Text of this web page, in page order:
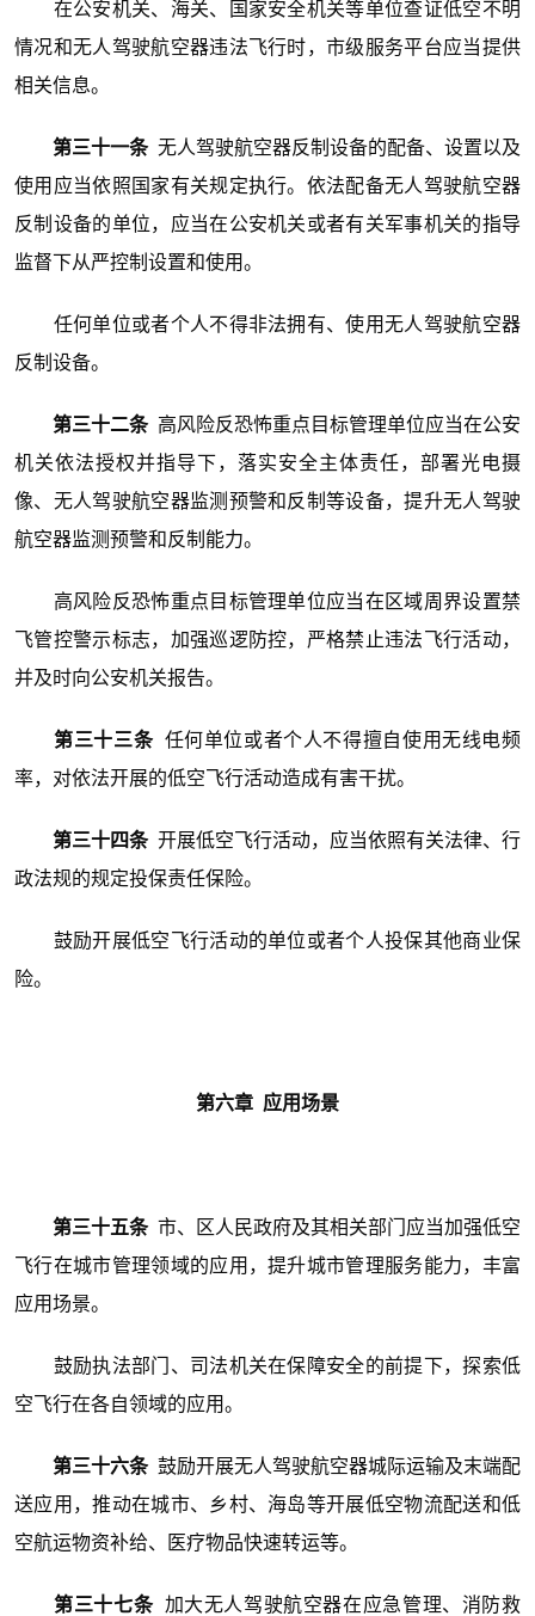
在公安机关、海关、国家安全机关等单位查证低空不明
情况和无人驾驶航空器违法飞行时，市级服务平台应当提供
相关信息。
第三十一条 无人驾驶航空器反制设备的配备、设置以及
使用应当依照国家有关规定执行。依法配备无人驾驶航空器
反制设备的单位，应当在公安机关或者有关军事机关的指导
监督下从严控制设置和使用。
任何单位或者个人不得非法拥有、使用无人驾驶航空器
反制设备。
第三十二条 高风险反恐怖重点目标管理单位应当在公安
机关依法授权并指导下，落实安全主体责任，部署光电摄
像、无人驾驶航空器监测预警和反制等设备，提升无人驾驶
航空器监测预警和反制能力。
高风险反恐怖重点目标管理单位应当在区域周界设置禁
飞管控警示标志，加强巡逻防控，严格禁止违法飞行活动，
并及时向公安机关报告。
第三十三条 任何单位或者个人不得擅自使用无线电频
率，对依法开展的低空飞行活动造成有害干扰。
第三十四条 开展低空飞行活动，应当依照有关法律、行
政法规的规定投保责任保险。
鼓励开展低空飞行活动的单位或者个人投保其他商业保
险。
第六章 应用场景
第三十五条 市、区人民政府及其相关部门应当加强低空
飞行在城市管理领域的应用，提升城市管理服务能力，丰富
应用场景。
鼓励执法部门、司法机关在保障安全的前提下，探索低
空飞行在各自领域的应用。
第三十六条 鼓励开展无人驾驶航空器城际运输及末端配
送应用，推动在城市、乡村、海岛等开展低空物流配送和低
空航运物资补给、医疗物品快速转运等。
第三十七条 加大无人驾驶航空器在应急管理、消防救